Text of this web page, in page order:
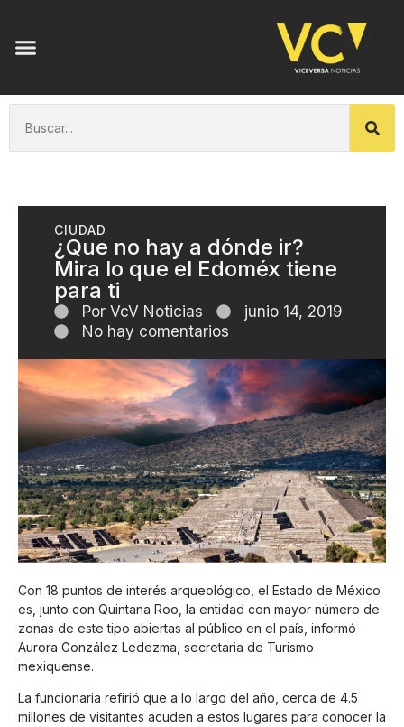
CIUDAD
¿Que no hay a dónde ir?
Mira lo que el Edoméx tiene
para ti
Por VcV Noticias
junio 14, 2019
No hay comentarios
Con 18 puntos de interés arqueológico, el Estado de México
es, junto con Quintana Roo, la entidad con mayor número de
zonas de este tipo abiertas al público en el país, informó
Aurora González Ledezma, secretaria de Turismo
mexiquense.
La funcionaria refirió que a lo largo del año, cerca de 4.5
millones de visitantes acuden a estos lugares para conocer la